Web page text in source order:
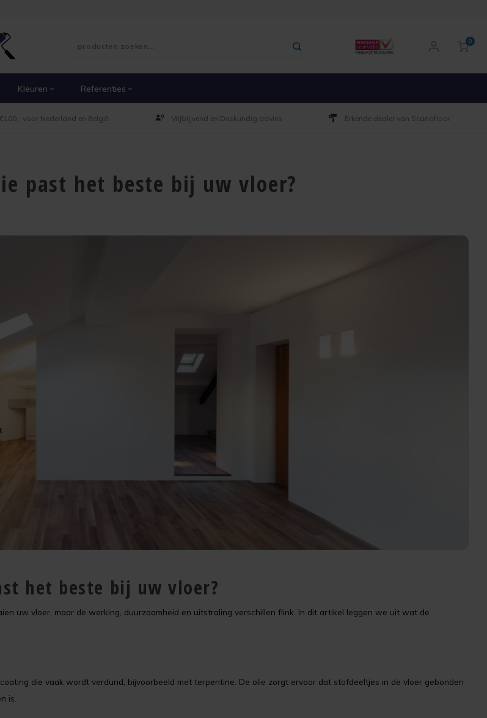
0
Kleuren Referenties
voor Nederland en België Vrijblijvend en Deskundig advies Erkende dealer van Scanofloor
past het beste bij uw vloer?
het beste bij uw vloer?
uw vloer, maar de werking, duurzaamheid en uitstraling verschillen flink. In dit artikel leggen we uit wat de
die vaak wordt verdund, bijvoorbeeld met terpentine. De olie zorgt ervoor dat stofdeeltjes in de vloer gebonden
is.